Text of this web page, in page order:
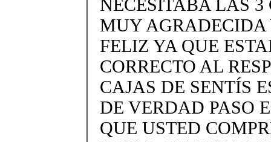
NECESITABA LAS 3
MUY AGRADECIDA
FELIZ YA QUE
CORRECTO AL
CAJAS DE SENTÍS
DE VERDAD PASO
QUE USTED